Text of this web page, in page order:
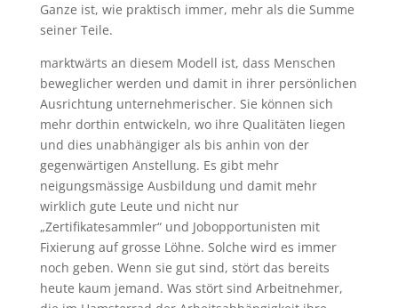
Ganze ist, wie praktisch immer, mehr als die Summe
seiner Teile.
marktwärts an diesem Modell ist, dass Menschen
beweglicher werden und damit in ihrer persönlichen
Ausrichtung unternehmerischer. Sie können sich
mehr dorthin entwickeln, wo ihre Qualitäten liegen
und dies unabhängiger als bis anhin von der
gegenwärtigen Anstellung. Es gibt mehr
neigungsmässige Ausbildung und damit mehr
wirklich gute Leute und nicht nur
„Zertifikatesammler“ und Jobopportunisten mit
Fixierung auf grosse Löhne. Solche wird es immer
noch geben. Wenn sie gut sind, stört das bereits
heute kaum jemand. Was stört sind Arbeitnehmer,